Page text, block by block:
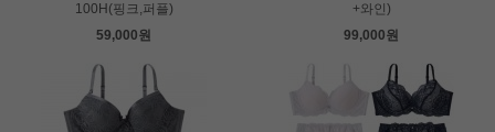
100H(핑크,퍼플)
59,000원
+와인)
99,000원